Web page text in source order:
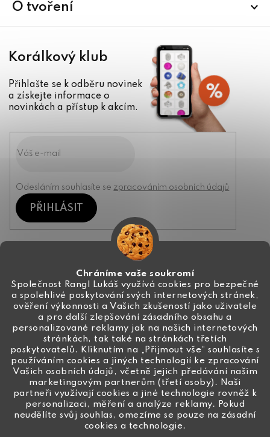
Chráníme vaše soukromí
Společnost Rangl Lukáš využívá cookies pro bezpečné
a spolehlivé poskytování svých internetových stránek,
ověření výkonnosti a Vašich zkušeností jako uživatele
a pro další zlepšování zásadního obsahu a
personalizované reklamy jak na našich internetových
stránkách, tak také na stránkách třetích
poskytovatelů. Kliknutím na „Přijmout vše“ souhlasíte s
používáním cookies a jiných technologií ke zpracování
Vašich osobních údajů, včetně jejich předávání našim
marketingovým partnerům (třetí osoby). Naši
partneři využívají cookies a jiné technologie rovněž k
personalizaci, měření a analýze reklamy. Pokud
neudělíte svůj souhlas, omezíme se pouze na zásadní
cookies a technologie.
O tvoření
Korálkový klub
Přihlašte se k odběru novinek
a získejte informace o
novinkách a přístup k akcím.
Odesláním souhlasíte se zpracováním osobních údajů
PŘIHLÁSIT
info@ceske-koralky.cz
+420 774 444 191